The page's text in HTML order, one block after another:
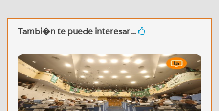
Tambi�n te puede interesar...